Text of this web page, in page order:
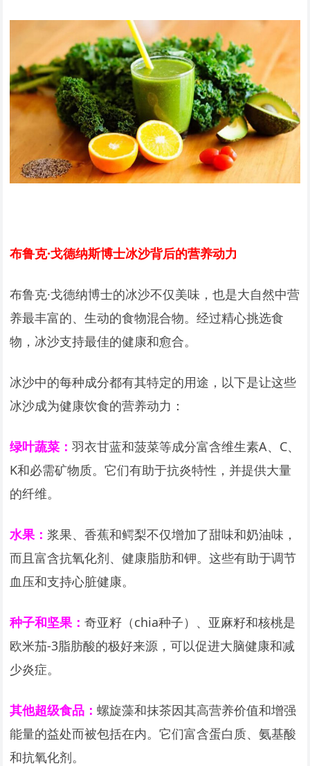
布鲁克·戈德纳斯博士冰沙背后的营养动力
布鲁克·戈德纳博士的冰沙不仅美味，也是大自然中营
养最丰富的、生动的食物混合物。经过精心挑选食
物，冰沙支持最佳的健康和愈合。
冰沙中的每种成分都有其特定的用途，以下是让这些
冰沙成为健康饮食的营养动力：
绿叶蔬菜：羽衣甘蓝和菠菜等成分富含维生素A、C、
K和必需矿物质。它们有助于抗炎特性，并提供大量
的纤维。
水果： 浆果、香蕉和鳄梨不仅增加了甜味和奶油味，
而且富含抗氧化剂、健康脂肪和钾。这些有助于调节
血压和支持心脏健康。
种子和坚果：奇亚籽（chia种子）、亚麻籽和核桃是
欧米茄-3脂肪酸的极好来源，可以促进大脑健康和减
少炎症。
其他超级食品：螺旋藻和抹茶因其高营养价值和增强
能量的益处而被包括在内。它们富含蛋白质、氨基酸
和抗氧化剂。